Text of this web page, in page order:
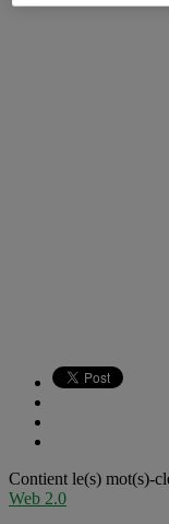
Contient le(s) mot(s)-
Web 2.0